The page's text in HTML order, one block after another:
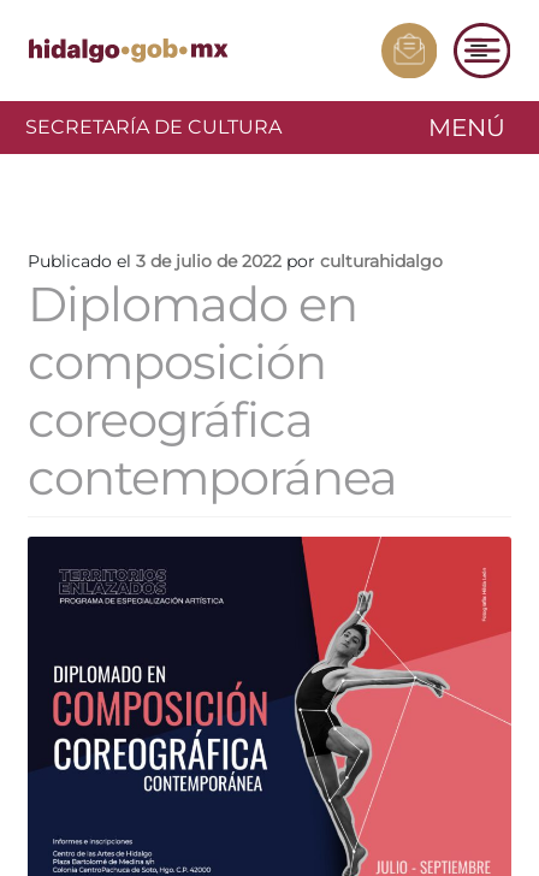
SECRETARÍA DE CULTURA MENÚ
Publicado el 3 de julio de 2022 por culturahidalgo
Diplomado en
composición
coreográfica
contemporánea